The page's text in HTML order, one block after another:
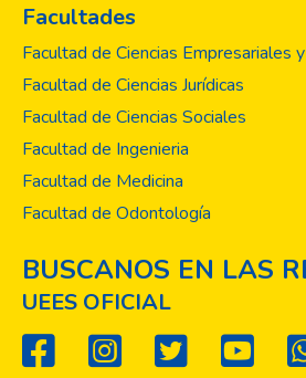
Facultades
Facultad de Ciencias Empresariales
Facultad de Ciencias Jurídicas
Facultad de Ciencias Sociales
Facultad de Ingenieria
Facultad de Medicina
Facultad de Odontología
BUSCANOS EN LAS
UEES OFICIAL